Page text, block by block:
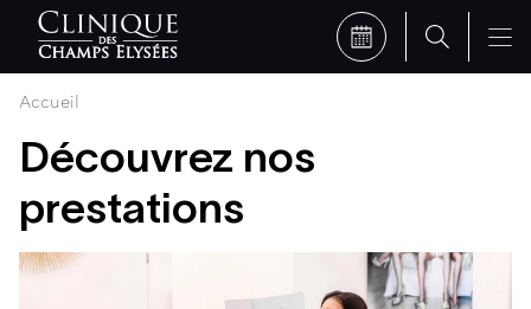
Accueil
Découvrez nos
prestations